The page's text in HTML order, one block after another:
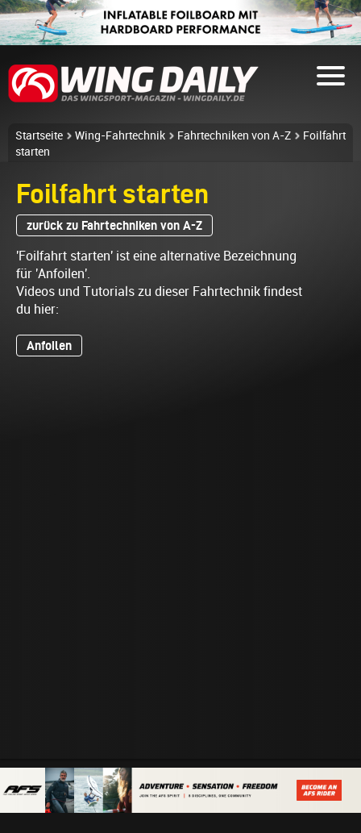
Startseite Wing-Fahrtechnik Fahrtechniken von A-Z
Foilfahrt
starten
Foilfahrt starten
zurück zu Fahrtechniken von A-Z
'Foilfahrt starten' ist eine alternative Bezeichnung
für 'Anfoilen'.
Videos und Tutorials zu dieser Fahrtechnik findest
du hier:
Anfoilen